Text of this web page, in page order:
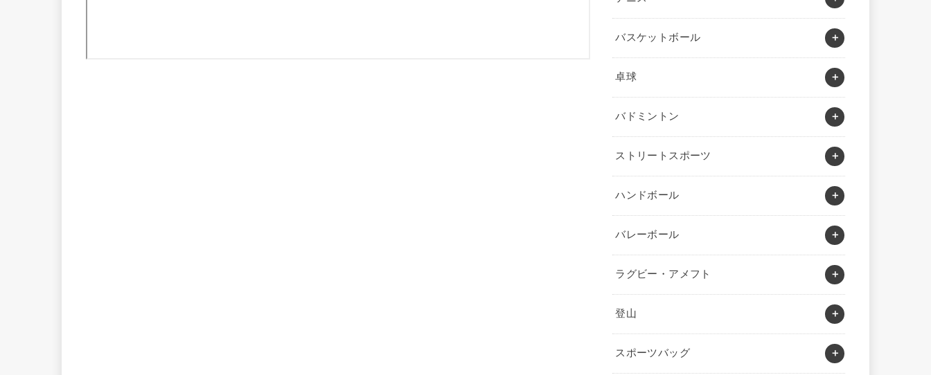
バスケットボール
卓球
バドミントン
ストリートスポーツ
ハンドボール
バレーボール
ラグビー・アメフト
登山
スポーツバッグ